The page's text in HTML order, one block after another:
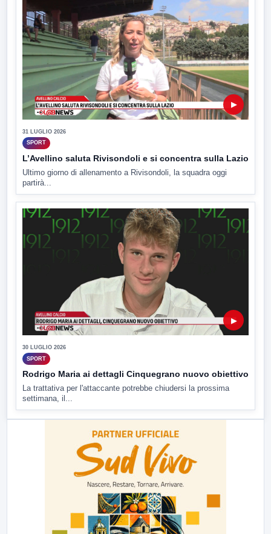
▶
31 LUGLIO 2026
SPORT
L’Avellino saluta Rivisondoli e si concentra sulla Lazio
Ultimo giorno di allenamento a Rivisondoli, la squadra oggi
partirà...
▶
30 LUGLIO 2026
SPORT
Rodrigo Maria ai dettagli Cinquegrano nuovo obiettivo
La trattativa per l'attaccante potrebbe chiudersi la prossima
settimana, il...